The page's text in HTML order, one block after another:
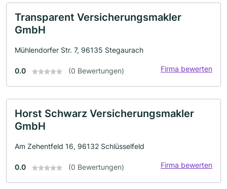
Transparent Versicherungsmakler
GmbH
Mühlendorfer Str. 7, 96135 Stegaurach
0.0 (0 Bewertungen) Firma bewerten
Horst Schwarz Versicherungsmakler
GmbH
Am Zehentfeld 16, 96132 Schlüsselfeld
0.0 (0 Bewertungen) Firma bewerten